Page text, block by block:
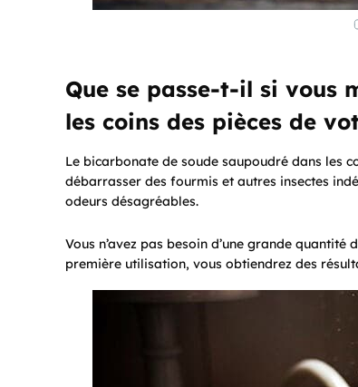
Que se passe-t-il si vous
les coins des pièces de
Le bicarbonate de soude saupoudré dans les
débarrasser des fourmis et autres insectes
odeurs désagréables.
Vous n’avez pas besoin d’une grande
première utilisation, vous obtiendrez des